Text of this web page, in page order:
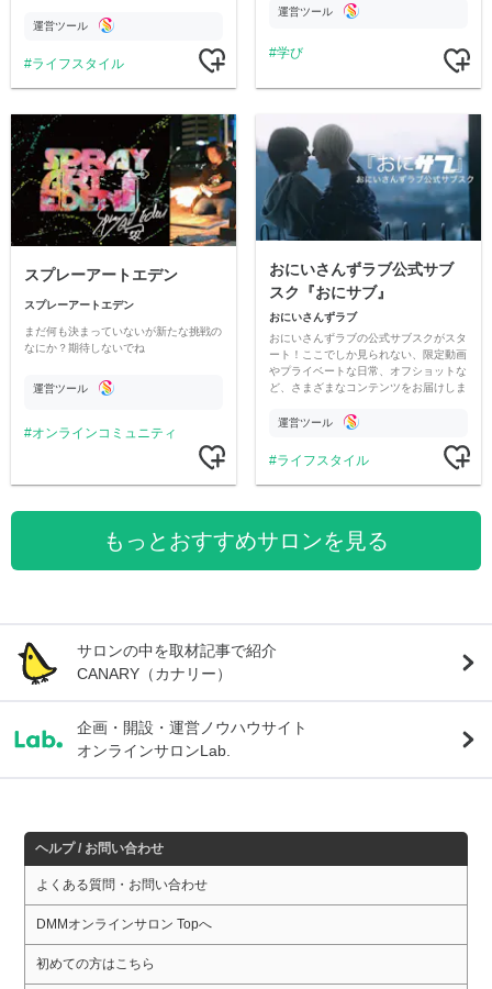
ただいています。
運営ツール
ライフスタイル
す運営ツール
学び
スプレーアートエデン
スプレーアートエデン
まだ何も決まっていないが新たな挑戦の
なにか？期待しないでね
運営ツール
オンラインコミュニティ
おにいさんずラブ公式サブ
スク『おにサブ』
おにいさんずラブ
おにいさんずラブの公式サブスクがスタ
ート！ここでしか見られない、限定動画
やプライベートな日常、オフショットな
ど、さまざまなコンテンツをお届けしま
運営ツール
ライフスタイル
もっとおすすめサロンを見る
サロンの中を取材記事で紹介
CANARY（カナリー）
企画・開設・運営ノウハウサイト
オンラインサロンLab.
ヘルプ / お問い合わせ
よくある質問・お問い合わせ
DMMオンラインサロン Topへ
初めての方はこちら